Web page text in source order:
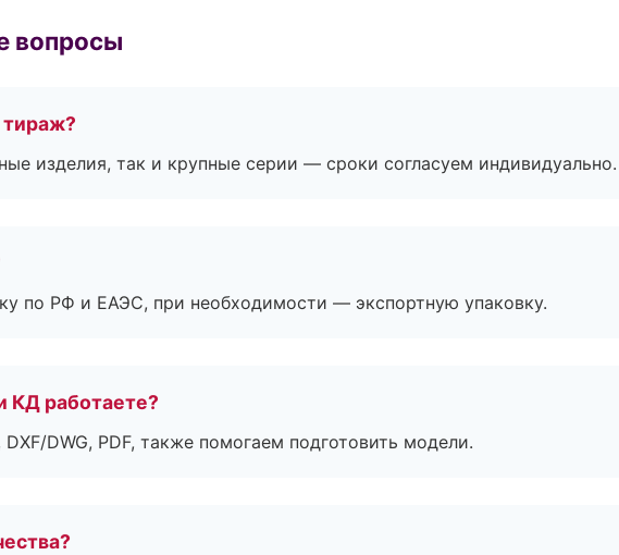
вопросы
изделия, так и крупные серии — сроки согласуем индивидуально.
по РФ и ЕАЭС, при необходимости — экспортную упаковку.
КД работаете?
DWG, PDF, также помогаем подготовить модели.